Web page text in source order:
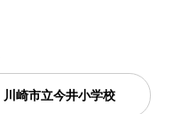
川崎市立今井小学校